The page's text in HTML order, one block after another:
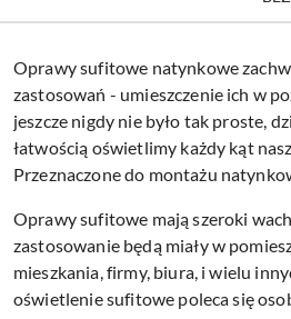
Oprawy sufitowe natynkowe
zastosowań - umieszczenie ich w
jeszcze nigdy nie było tak proste,
łatwością oświetlimy każdy kąt
Przeznaczone do montażu
Oprawy sufitowe mają szeroki
zastosowanie będą miały w
mieszkania, firmy, biura, i wielu
oświetlenie sufitowe poleca się